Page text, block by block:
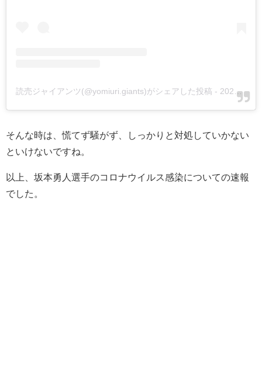
読売ジャイアンツ(@yomiuri.giants)がシェアした投稿 - 2020年 4月月23日午後11時41分PDT
そんな時は、慌てず騒がず、しっかりと対処していかない
といけないですね。
以上、坂本勇人選手のコロナウイルス感染についての速報
でした。